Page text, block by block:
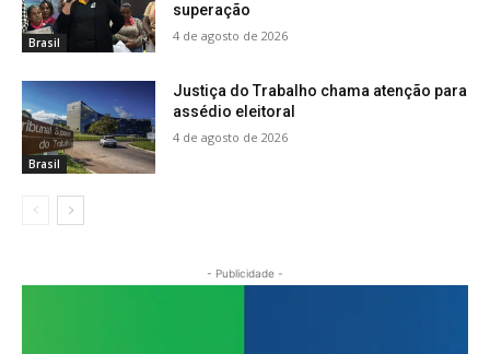
Brasil
superação
4 de agosto de 2026
Brasil
Justiça do Trabalho chama atenção para
assédio eleitoral
4 de agosto de 2026
- Publicidade -